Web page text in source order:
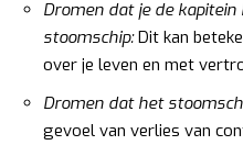
Dromen dat je de
stoomschip:Dit kan
over je leven en met
Dromen dat het
gevoel van verlies van